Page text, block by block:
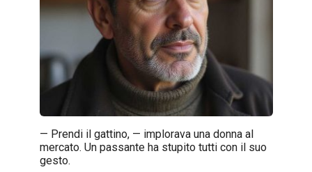
— Prendi il gattino, — implorava una donna al
mercato. Un passante ha stupito tutti con il suo
gesto.